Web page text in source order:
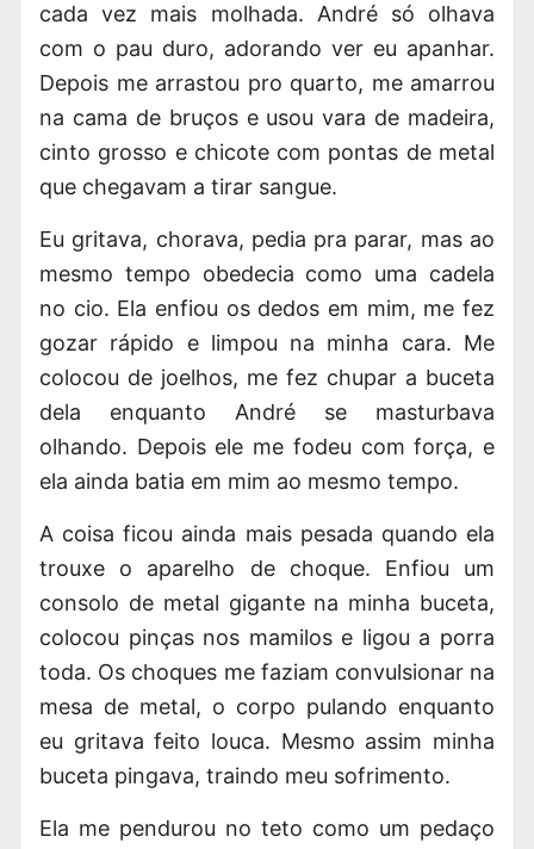
cada vez mais molhada. André só olhava
com o pau duro, adorando ver eu apanhar.
Depois me arrastou pro quarto, me amarrou
na cama de bruços e usou vara de madeira,
cinto grosso e chicote com pontas de metal
que chegavam a tirar sangue.
Eu gritava, chorava, pedia pra parar, mas ao
mesmo tempo obedecia como uma cadela
no cio. Ela enfiou os dedos em mim, me fez
gozar rápido e limpou na minha cara. Me
colocou de joelhos, me fez chupar a buceta
dela enquanto André se masturbava
olhando. Depois ele me fodeu com força, e
ela ainda batia em mim ao mesmo tempo.
A coisa ficou ainda mais pesada quando ela
trouxe o aparelho de choque. Enfiou um
consolo de metal gigante na minha buceta,
colocou pinças nos mamilos e ligou a porra
toda. Os choques me faziam convulsionar na
mesa de metal, o corpo pulando enquanto
eu gritava feito louca. Mesmo assim minha
buceta pingava, traindo meu sofrimento.
Ela me pendurou no teto como um pedaço